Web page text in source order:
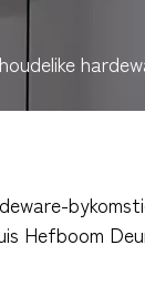
Hefboom